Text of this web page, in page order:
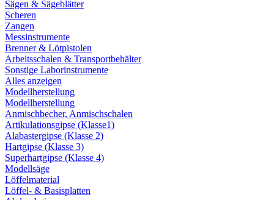
Sägen & Sägeblätter
Scheren
Zangen
Messinstrumente
Brenner & Lötpistolen
Arbeitsschalen & Transportbehälter
Sonstige Laborinstrumente
Alles anzeigen
Modellherstellung
Modellherstellung
Anmischbecher, Anmischschalen
Artikulationsgipse (Klasse1)
Alabastergipse (Klasse 2)
Hartgipse (Klasse 3)
Superhartgipse (Klasse 4)
Modellsäge
Löffelmaterial
Löffel- & Basisplatten